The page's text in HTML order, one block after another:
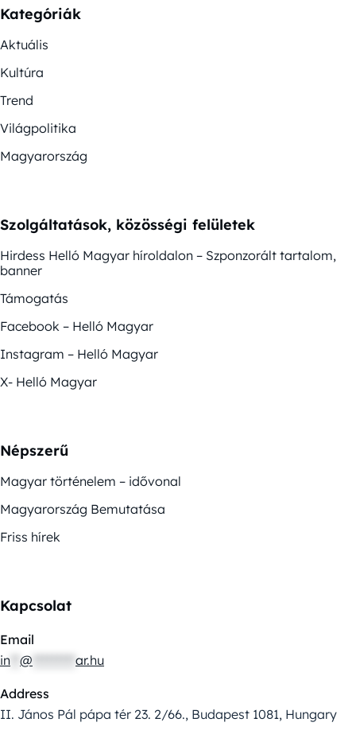
Kategóriák
Aktuális
Kultúra
Trend
Világpolitika
Magyarország
Szolgáltatások, közösségi felületek
Hirdess Helló Magyar híroldalon – Szponzorált tartalom,
banner
Támogatás
Facebook – Helló Magyar
Instagram – Helló Magyar
X- Helló Magyar
Népszerű
Magyar történelem – idővonal
Magyarország Bemutatása
Friss hírek
Kapcsolat
Email
in @ ar.hu
Address
II. János Pál pápa tér 23. 2/66., Budapest 1081, Hungary